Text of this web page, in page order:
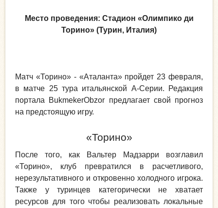
Место проведения: Стадион «Олимпико ди
Торино» (Турин, Италия)
Матч «Торино» - «Аталанта» пройдет 23 февраля,
в матче 25 тура итальянской А-Серии. Редакция
портала BukmekerObzor предлагает свой прогноз
на предстоящую игру.
«Торино»
После того, как Вальтер Мадзарри возглавил
«Торино», клуб превратился в расчетливого,
нерезультативного и откровенно холодного игрока.
Также у туринцев категорически не хватает
ресурсов для того чтобы реализовать локальные